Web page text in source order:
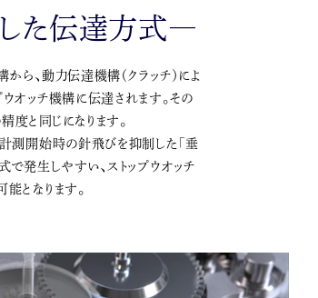
た伝達方式―
ら、動力伝達機構（クラッチ）によ
オッチ機構に伝達されます。その
度と同じになります。
計測開始時の針飛びを抑制した「垂
で発生しやすい、ストップウオッチ
となります。